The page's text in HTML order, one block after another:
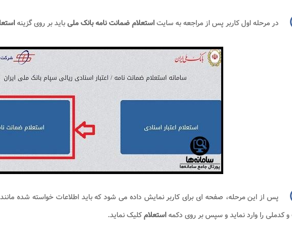
در مرحله اول کاربر پس از مراجعه به سایتاستعلام ضمانتنامه بانک ملیباید بر روی گزینه
پس از این مرحله، صفحه ای برای کاربر نمایش داده می شود که باید اطلاعات خواسته شده
کدملی را وارد نماید و سپس بر روی دکمهاستعلامکلیک نماید.